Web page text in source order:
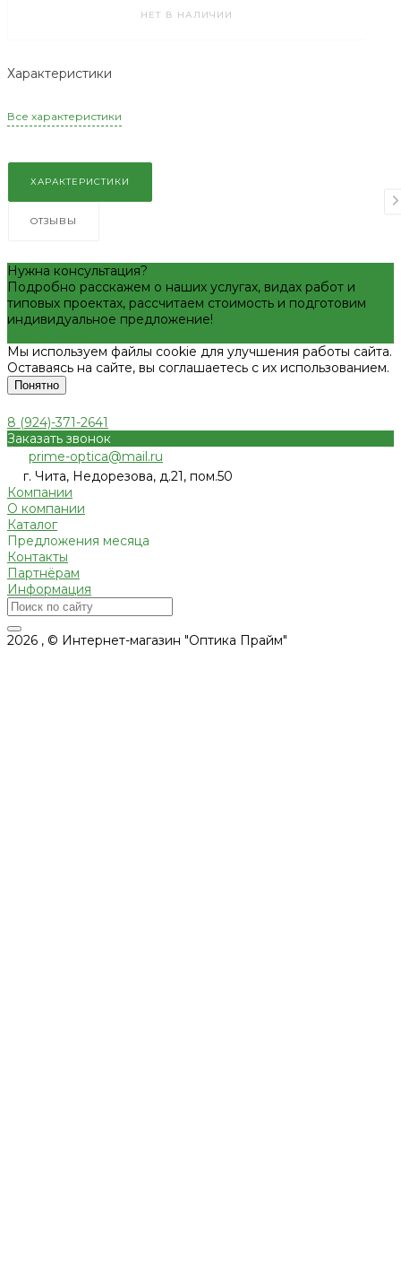
НЕТ В НАЛИЧИИ
Характеристики
Все характеристики
ХАРАКТЕРИСТИКИ
ОТЗЫВЫ
Нужна консультация?
Подробно расскажем о наших услугах, видах работ и
типовых проектах, рассчитаем стоимость и подготовим
индивидуальное предложение!
Мы используем файлы cookie для улучшения работы сайта.
Оставаясь на сайте, вы соглашаетесь с их использованием.
Понятно
8 (924)-371-2641
Заказать звонок
prime-optica@mail.ru
г. Чита, Недорезова, д.21, пом.50
Компании
О компании
Каталог
Предложения месяца
Контакты
Партнёрам
Информация
2026 , © Интернет-магазин "Оптика Прайм"